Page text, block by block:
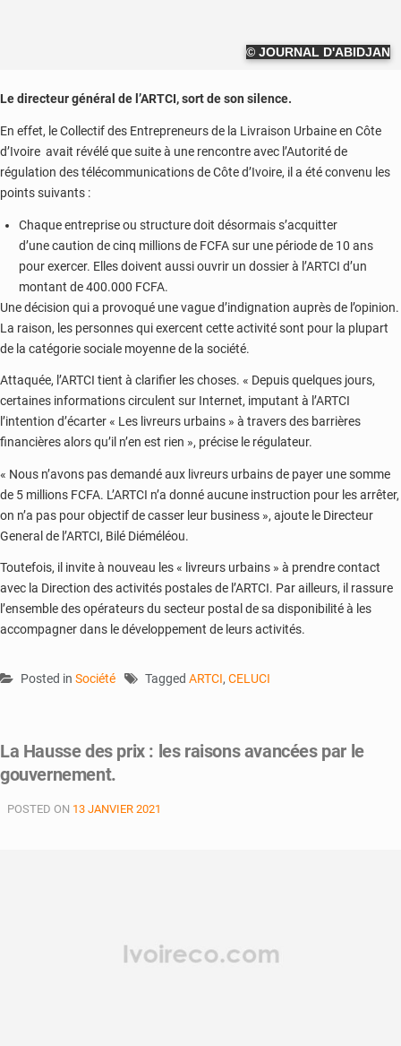
© JOURNAL D'ABIDJAN
Le directeur général de l’ARTCI, sort de son silence.
En effet, le Collectif des Entrepreneurs de la Livraison Urbaine en Côte
d’Ivoire avait révélé que suite à une rencontre avec l’Autorité de
régulation des télécommunications de Côte d’Ivoire, il a été convenu les
points suivants :
Chaque entreprise ou structure doit désormais s’acquitter
d’une caution de cinq millions de FCFA sur une période de 10 ans
pour exercer. Elles doivent aussi ouvrir un dossier à l’ARTCI d’un
montant de 400.000 FCFA.
Une décision qui a provoqué une vague d’indignation auprès de l’opinion.
La raison, les personnes qui exercent cette activité sont pour la plupart
de la catégorie sociale moyenne de la société.
Attaquée, l’ARTCI tient à clarifier les choses. « Depuis quelques jours,
certaines informations circulent sur Internet, imputant à l’ARTCI
l’intention d’écarter « Les livreurs urbains » à travers des barrières
financières alors qu’il n’en est rien », précise le régulateur.
« Nous n’avons pas demandé aux livreurs urbains de payer une somme
de 5 millions FCFA. L’ARTCI n’a donné aucune instruction pour les arrêter,
on n’a pas pour objectif de casser leur business », ajoute le Directeur
General de l’ARTCI, Bilé Diéméléou.
Toutefois, il invite à nouveau les « livreurs urbains » à prendre contact
avec la Direction des activités postales de l’ARTCI. Par ailleurs, il rassure
l’ensemble des opérateurs du secteur postal de sa disponibilité à les
accompagner dans le développement de leurs activités.
Posted in Société Tagged ARTCI, CELUCI
La Hausse des prix : les raisons avancées par le
gouvernement.
POSTED ON 13 JANVIER 2021